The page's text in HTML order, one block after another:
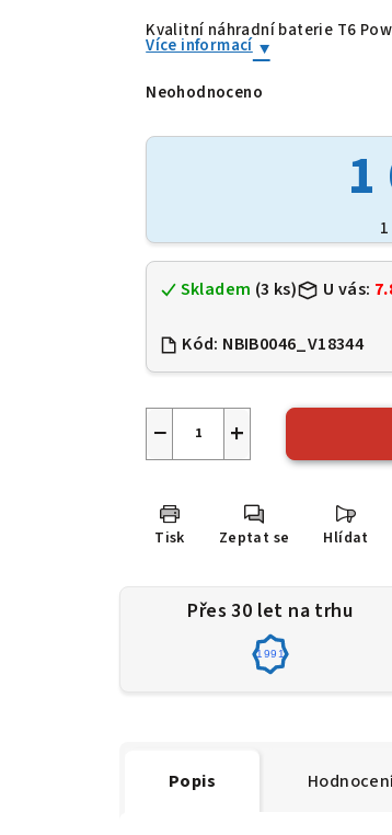
Baterie T6
Kvalitní náhradní baterie T6
Více informací
Průměrné
produktu
je
Neohodnoceno
Skladem (3 ks) U vás:
Kód: NBIB0046_V18344
+
−
Tisk Zeptat se Hlídat
Přes 30 let na trhu
1991
Popis